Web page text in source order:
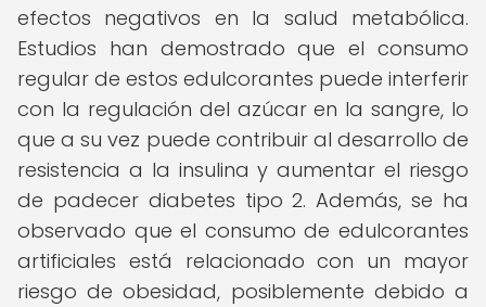
efectos negativos en la salud metabólica.
Estudios han demostrado que el consumo
regular de estos edulcorantes puede interferir
con la regulación del azúcar en la sangre, lo
que a su vez puede contribuir al desarrollo de
resistencia a la insulina y aumentar el riesgo
de padecer diabetes tipo 2. Además, se ha
observado que el consumo de edulcorantes
artificiales está relacionado con un mayor
riesgo de obesidad, posiblemente debido a